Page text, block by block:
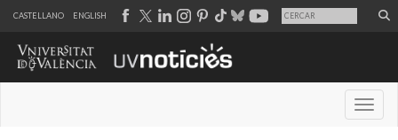
CASTELLANO ENGLISH